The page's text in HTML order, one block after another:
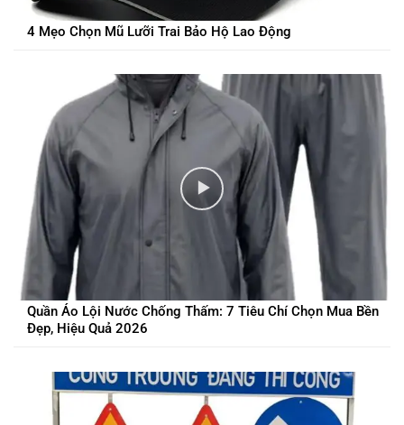
4 Mẹo Chọn Mũ Lưỡi Trai Bảo Hộ Lao Động
Quần Áo Lội Nước Chống Thấm: 7 Tiêu Chí Chọn Mua Bền
Đẹp, Hiệu Quả 2026